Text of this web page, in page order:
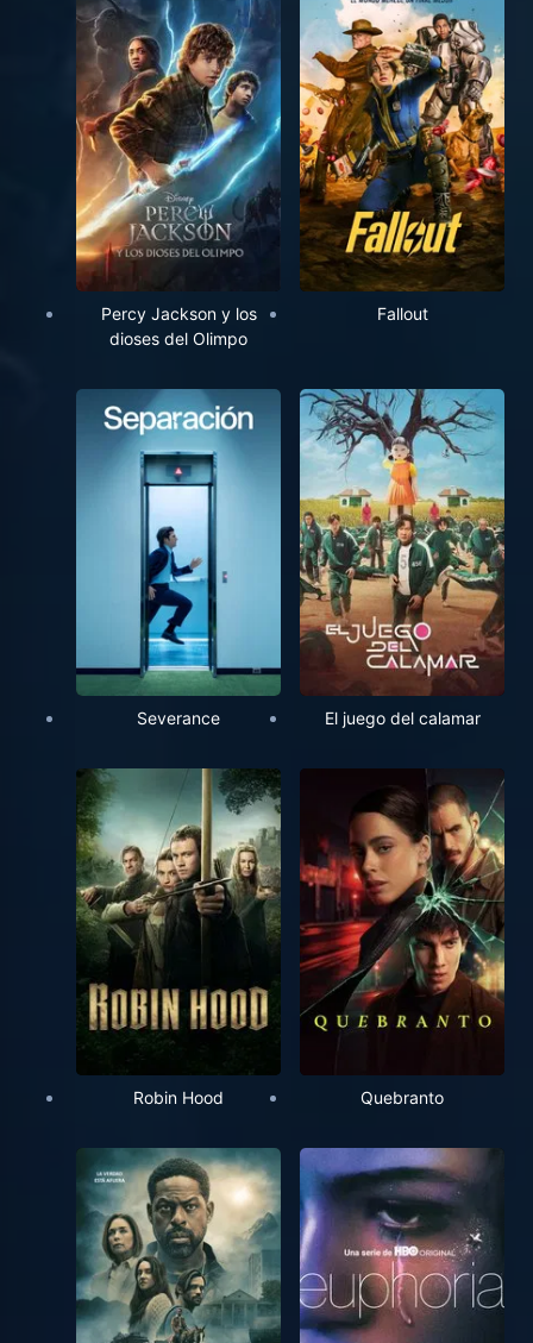
Percy Jackson y los
dioses del Olimpo
Fallout
Severance El juego del calamar
Robin Hood Quebranto